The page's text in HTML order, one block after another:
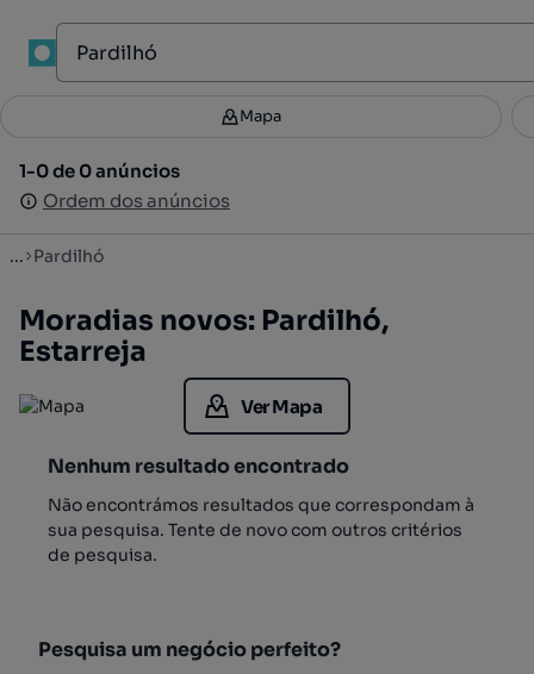
Filtros 3
1-0 de 0 anúncios
Ordem dos anúncios
Mapa
1-0 de 0 anúncios
Ordem dos anúncios
... Pardilhó
Moradias novos: Pardilhó,
Estarreja
Ver Mapa
Nenhum resultado encontrado
Não encontrámos resultados que correspondam à
sua pesquisa. Tente de novo com outros critérios
de pesquisa.
Pesquisa um negócio perfeito?